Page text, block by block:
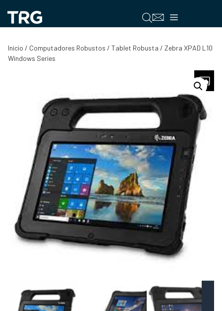
contenido
Menú
Inicio / Computadores Robustos / Tablet Robusta / Zebra XPAD L10
Windows Series